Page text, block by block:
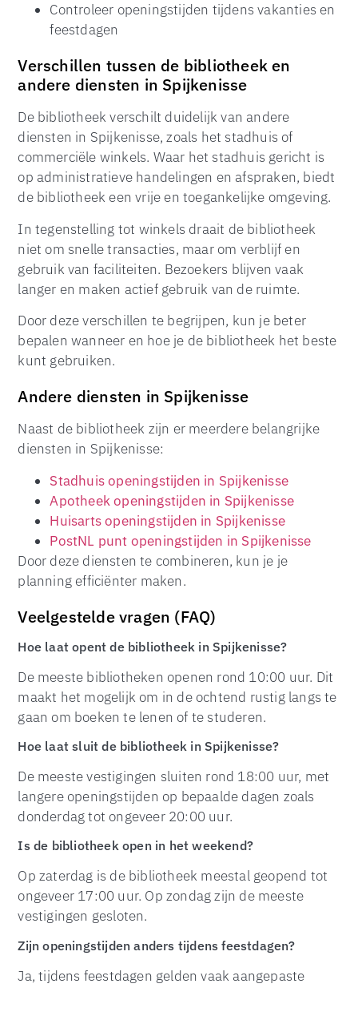
TOP
Controleer openingstijden tijdens vakanties en
feestdagen
Verschillen tussen de bibliotheek en
andere diensten in Spijkenisse
De bibliotheek verschilt duidelijk van andere
diensten in Spijkenisse, zoals het stadhuis of
commerciële winkels. Waar het stadhuis gericht is
op administratieve handelingen en afspraken, biedt
de bibliotheek een vrije en toegankelijke omgeving.
In tegenstelling tot winkels draait de bibliotheek
niet om snelle transacties, maar om verblijf en
gebruik van faciliteiten. Bezoekers blijven vaak
langer en maken actief gebruik van de ruimte.
Door deze verschillen te begrijpen, kun je beter
bepalen wanneer en hoe je de bibliotheek het beste
kunt gebruiken.
Andere diensten in Spijkenisse
Naast de bibliotheek zijn er meerdere belangrijke
diensten in Spijkenisse:
Stadhuis openingstijden in Spijkenisse
Apotheek openingstijden in Spijkenisse
Huisarts openingstijden in Spijkenisse
PostNL punt openingstijden in Spijkenisse
Door deze diensten te combineren, kun je je
planning efficiënter maken.
Veelgestelde vragen (FAQ)
Hoe laat opent de bibliotheek in Spijkenisse?
De meeste bibliotheken openen rond 10:00 uur. Dit
maakt het mogelijk om in de ochtend rustig langs te
gaan om boeken te lenen of te studeren.
Hoe laat sluit de bibliotheek in Spijkenisse?
De meeste vestigingen sluiten rond 18:00 uur, met
langere openingstijden op bepaalde dagen zoals
donderdag tot ongeveer 20:00 uur.
Is de bibliotheek open in het weekend?
Op zaterdag is de bibliotheek meestal geopend tot
ongeveer 17:00 uur. Op zondag zijn de meeste
vestigingen gesloten.
Zijn openingstijden anders tijdens feestdagen?
Ja, tijdens feestdagen gelden vaak aangepaste